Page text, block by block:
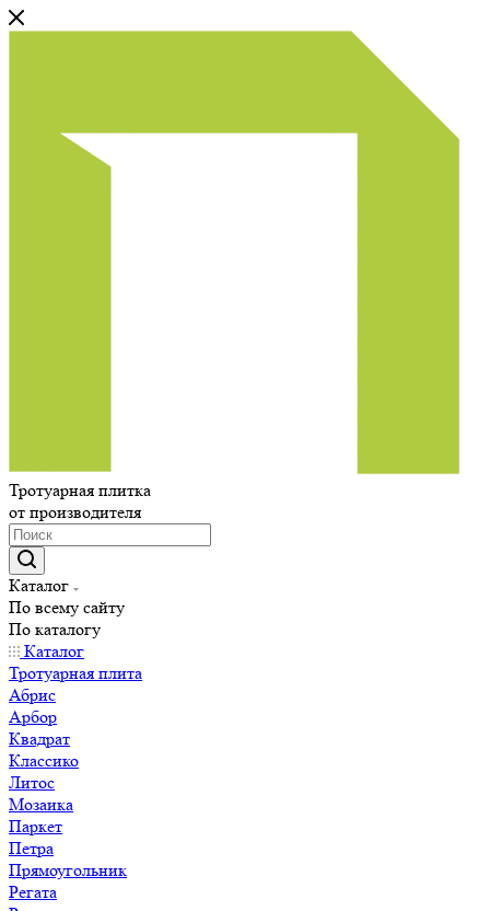
Тротуарная плитка
от производителя
Каталог
По всему сайту
По каталогу
Каталог
Тротуарная плита
Абрис
Арбор
Квадрат
Классико
Литос
Мозаика
Паркет
Петра
Прямоугольник
Регата